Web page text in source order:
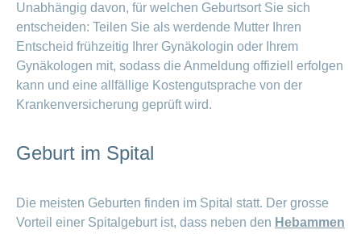
Unabhängig davon, für welchen Geburtsort Sie sich
entscheiden: Teilen Sie als werdende Mutter Ihren
Entscheid frühzeitig Ihrer Gynäkologin oder Ihrem
Gynäkologen mit, sodass die Anmeldung offiziell erfolgen
kann und eine allfällige Kostengutsprache von der
Krankenversicherung geprüft wird.
Geburt im Spital
Die meisten Geburten finden im Spital statt. Der grosse
Vorteil einer Spitalgeburt ist, dass neben den Hebammen